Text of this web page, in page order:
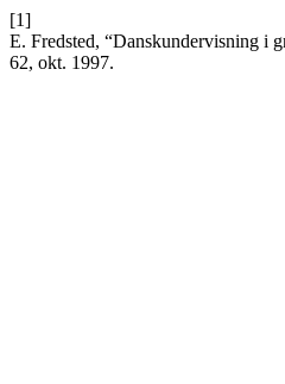
[1]
E. Fredsted, “Danskundervisning i
62, okt. 1997.